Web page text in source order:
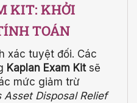
KIT: KHỞI
TOÁN
xác tuyệt đối. Các
Kaplan Exam Kitsẽ
mức giảm trừ
Asset Disposal Relief